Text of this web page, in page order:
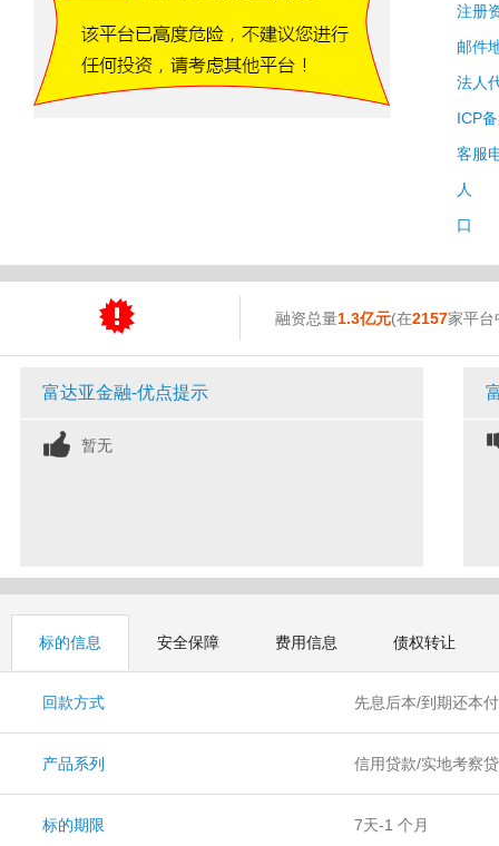
注册
邮件
法人
ICP
客服
人
口
融资总量1.3亿元(在2157家平台
富达亚金融-优点提示
暂无
标的信息 安全保障 费用信息 债权转让
回款方式 先息后本/到期还本
产品系列 信用贷款/实地考察
标的期限 7天-1 个月